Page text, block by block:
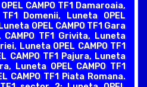
CAMPO TF1 Damaroaia,
TF1 Domenii, Luneta OPEL
OPEL CAMPO TF1 Gara
TF1 Grivita, Luneta
Luneta OPEL CAMPO TF1
CAMPO TF1 Pajura, Luneta
Luneta OPEL CAMPO TF1
CAMPO TF1 Piata Romana.